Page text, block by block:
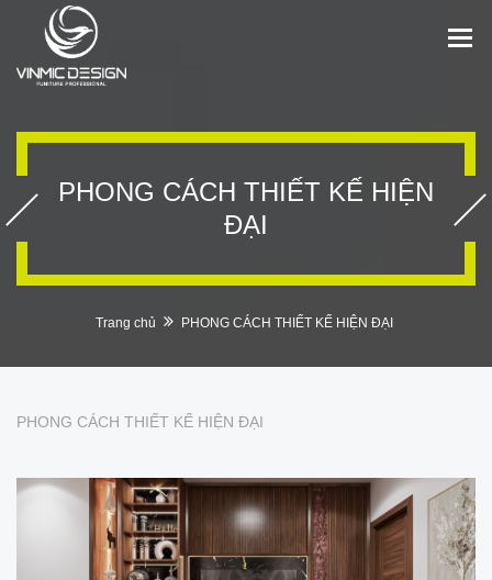
PHONG CÁCH THIẾT KẾ HIỆN
ĐẠI
Trang chủ PHONG CÁCH THIẾT KẾ HIỆN ĐẠI
PHONG CÁCH THIẾT KẾ HIỆN ĐẠI